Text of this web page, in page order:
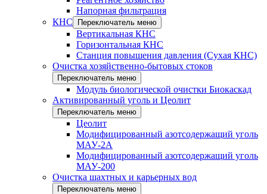
Напорная фильтрация
КНС
Переключатель меню
Вертикальная КНС
Горизонтальная КНС
Станция повышения давления (Сухая КНС)
Очистка хозяйственно-бытовых стоков
Переключатель меню
Модуль биологической очистки Биокаскад
Активированный уголь и Цеолит
Переключатель меню
Цеолит
Модифицированный азотсодержащий уголь
МАУ-2А
Модифицированный азотсодержащий уголь
МАУ-200
Очистка шахтных и карьерных вод
Переключатель меню